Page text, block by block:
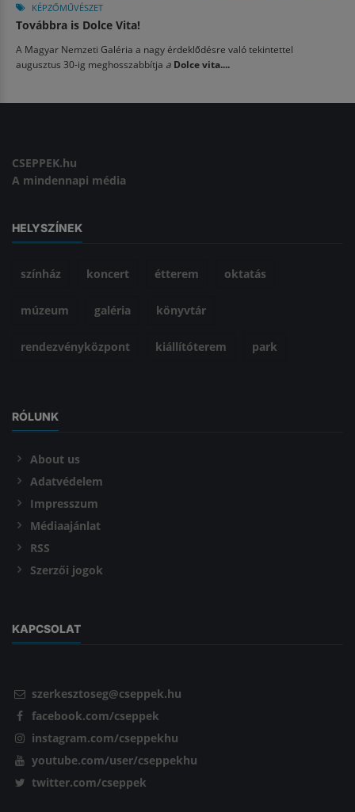
KÉPZŐMŰVÉSZET
Továbbra is Dolce Vita!
A Magyar Nemzeti Galéria a nagy érdeklődésre való tekintettel
augusztus 30-ig meghosszabbítja a Dolce vita....
CSEPPEK.hu
A mindennapi média
HELYSZÍNEK
színház koncert étterem oktatás
múzeum galéria könyvtár
rendezvényközpont kiállítóterem park
RÓLUNK
About us
Adatvédelem
Impresszum
Médiaajánlat
RSS
Szerzői jogok
KAPCSOLAT
szerkesztoseg@cseppek.hu
facebook.com/cseppek
instagram.com/cseppekhu
youtube.com/user/cseppekhu
twitter.com/cseppek